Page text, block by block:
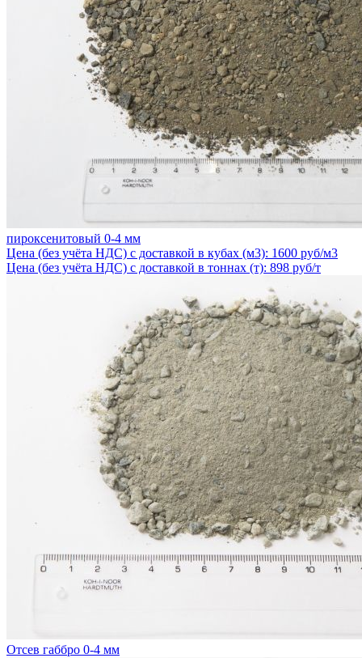
пироксенитовый 0-4 мм
Цена (без учёта НДС) с доставкой в кубах (м3): 1600 руб/м3
Цена (без учёта НДС) с доставкой в тоннах (т): 898 руб/т
Отсев габбро 0-4 мм